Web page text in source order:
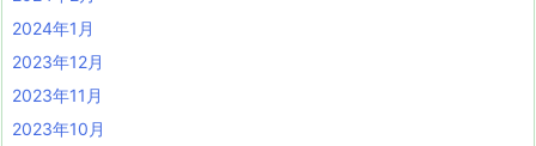
2024年1月
2023年12月
2023年11月
2023年10月